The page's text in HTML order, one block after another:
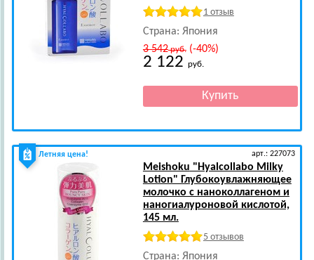
1 отзыв
Страна: Япония
3 542руб.(-40%)
2 122 руб.
Летняя цена! арт.: 227073
Meishoku "Hyalcollabo Milky
Lotion" Глубокоувлажняющее
молочко с наноколлагеном и
наногиалуроновой кислотой,
145 мл.
5 отзывов
Страна: Япония